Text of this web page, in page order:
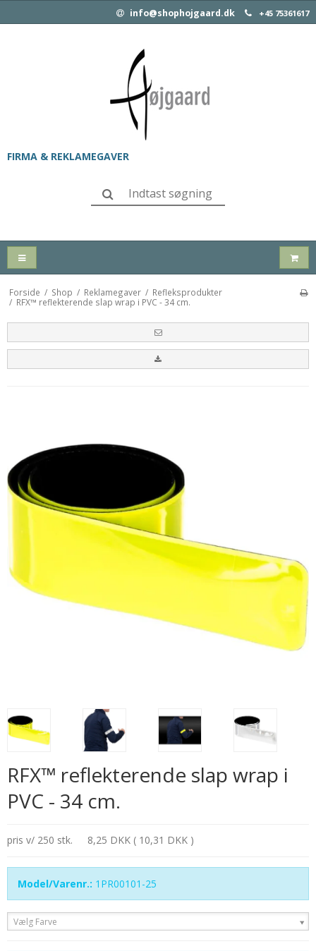
info@shophojgaard.dk +45 75361617
FIRMA & REKLAMEGAVER
Forside / Shop / Reklamegaver / Refleksprodukter
/ RFX™ reflekterende slap wrap i PVC - 34 cm.
RFX™ reflekterende slap wrap i
PVC - 34 cm.
pris v/ 250 stk. 8,25 DKK ( 10,31 DKK )
Model/Varenr.: 1PR00101-25
Vælg Farve